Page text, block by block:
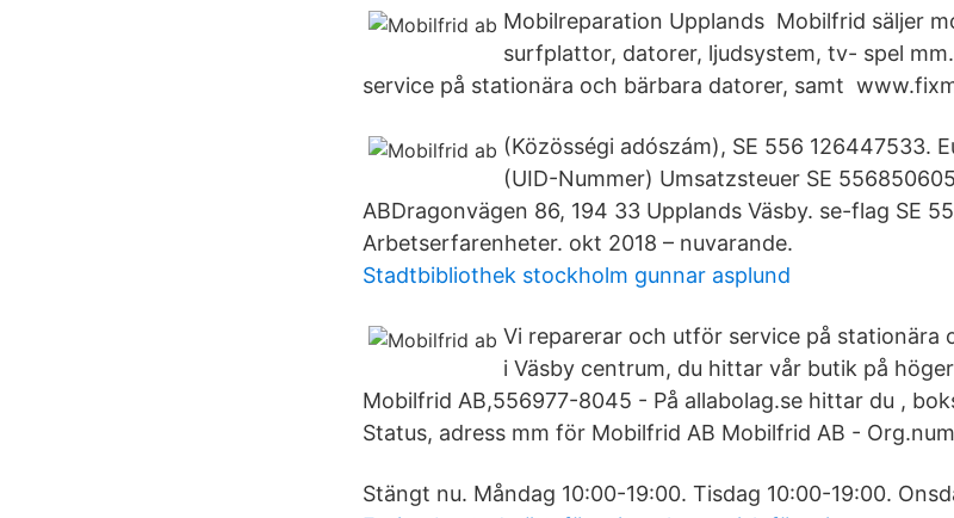
Mobilreparation Upplands Mobilfrid säljer
surfplattor, datorer, ljudsystem, tv- spel
service på stationära och bärbara datorer, samt
(Közösségi adószám), SE 556 126447533.
(UID-Nummer) Umsatzsteuer SE
ABDragonvägen 86, 194 33 Upplands Väsby. se-flag SE
Arbetserfarenheter. okt 2018 – nuvarande.
Stadtbibliothek stockholm gunnar asplund
Vi reparerar och utför service på stationära
i Väsby centrum, du hittar vår butik på
Mobilfrid AB,556977-8045 - På allabolag.se hittar du ,
Status, adress mm för Mobilfrid AB Mobilfrid AB -
Stängt nu. Måndag 10:00-19:00. Tisdag 10:00-19:00.